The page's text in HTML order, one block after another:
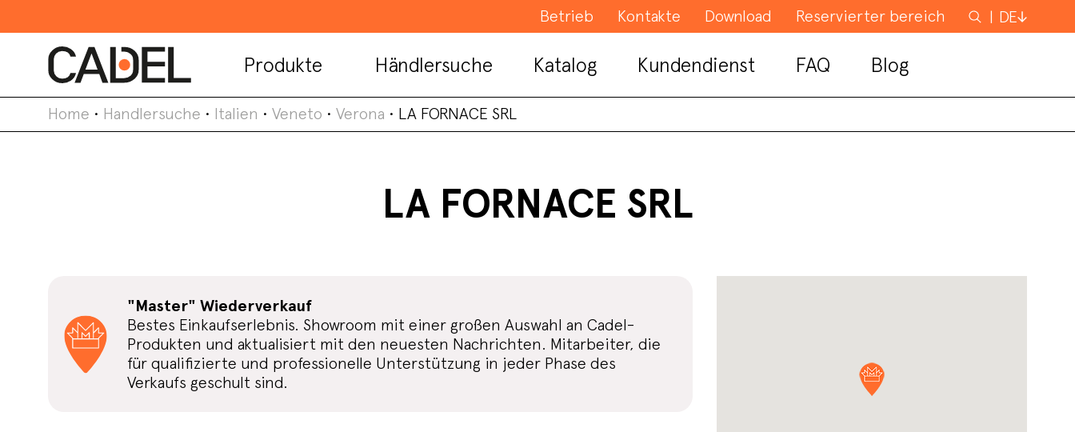
Betrieb Kontakte Download Reservierter bereich
Suchen
nach
DE
Produkte Händlersuche Katalog Kundendienst FAQ Blog
Home • Handlersuche • Italien • Veneto • Verona • LA FORNACE SRL
LA FORNACE SRL
"Master" Wiederverkauf
Bestes Einkaufserlebnis. Showroom mit einer großen Auswahl an Cadel-
Produkten und aktualisiert mit den neuesten Nachrichten. Mitarbeiter, die
für qualifizierte und professionelle Unterstützung in jeder Phase des
Verkaufs geschult sind.